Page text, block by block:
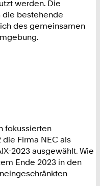
werden. Die
die bestehende
des gemeinsamen
fokussierten
Firma NEC als
2023 ausgewählt. Wie
Ende 2023 in den